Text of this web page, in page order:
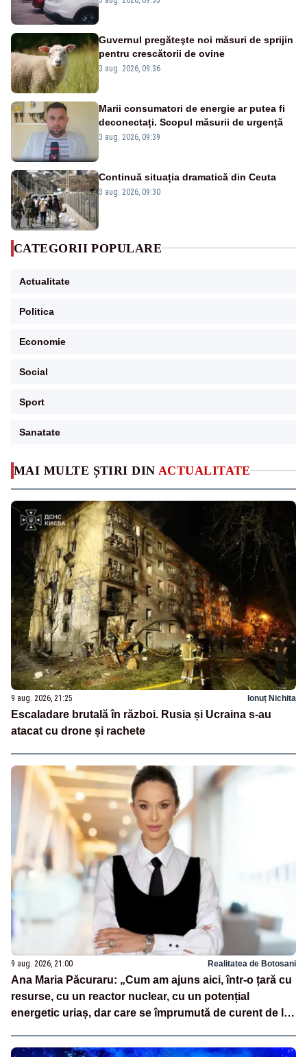
MAI MULTE ȘTIRI DIN ACTUALITATE
9 aug. 2026, 21:25 Ionuț Nichita
Escaladare brutală în război. Rusia și Ucraina s-au
atacat cu drone și rachete
9 aug. 2026, 21:00 Realitatea de Botosani
Ana Maria Păcuraru: „Cum am ajuns aici, într-o țară cu
resurse, cu un reactor nuclear, cu un potențial
energetic uriaș, dar care se împrumută de curent de la
Guvernul pregăteşte noi măsuri de sprijin
pentru crescătorii de ovine
3 aug. 2026, 09:36
Marii consumatori de energie ar putea fi
deconectați. Scopul măsurii de urgență
3 aug. 2026, 09:39
Continuă situația dramatică din Ceuta
3 aug. 2026, 09:30
CATEGORII POPULARE
Actualitate
Politica
Economie
Social
Sport
Sanatate